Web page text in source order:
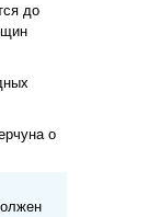
до
о